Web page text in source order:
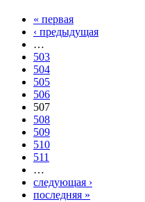
« первая
‹ предыдущая
…
503
504
505
506
507
508
509
510
511
…
следующая ›
последняя »